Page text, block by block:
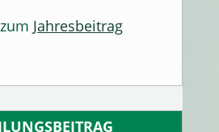
Jahresbeitrag